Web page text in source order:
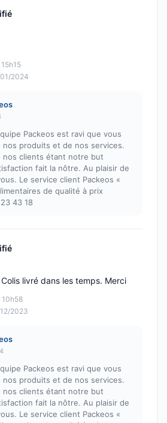
2024
Packeos est ravi que vous
nos produits et de nos services.
nos clients étant notre but
fait la nôtre. Au plaisir de
Le service client Packeos «
de qualité à prix
43 18
2023
livré dans les temps. Merci
Packeos est ravi que vous
nos produits et de nos services.
nos clients étant notre but
fait la nôtre. Au plaisir de
Le service client Packeos «